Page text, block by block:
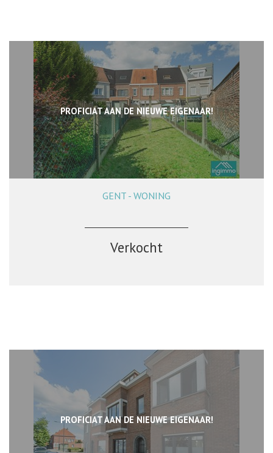
PROFICIAT AAN DE NIEUWE EIGENAAR!
148 m² 4
GENT - WONING
Verkocht
PROFICIAT AAN DE NIEUWE EIGENAAR!